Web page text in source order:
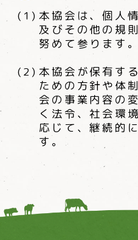
本協会は、個人
及びその他の規
努めて参ります。
本協会が保有す
ための方針や体
会の事業内容の
く法令、社会環
応じて、継続的
す。